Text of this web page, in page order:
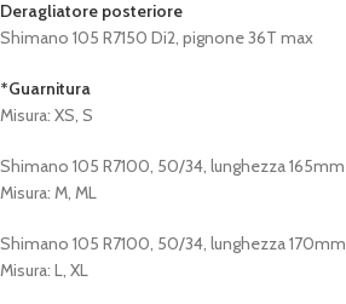
Deragliatore posteriore
Shimano 105 R7150 Di2, pignone 36T max
*Guarnitura
Misura: XS, S
Shimano 105 R7100, 50/34, lunghezza 165mm
Misura: M, ML
Shimano 105 R7100, 50/34, lunghezza 170mm
Misura: L, XL